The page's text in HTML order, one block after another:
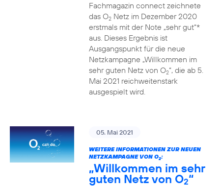
Fachmagazin connect zeichnete
das O2Netz im Dezember 2020
erstmals mit der Note „sehr gut“*
aus. Dieses Ergebnis ist
Ausgangspunkt für die neue
Netzkampagne „Willkommen im
sehr guten Netz von O2“, die ab 5.
Mai 2021 reichweitenstark
ausgespielt wird.
05. Mai 2021
WEITERE INFORMATIONEN ZUR NEUEN
NETZKAMPAGNE VON O2:
„Willkommen im sehr
guten Netz von O2“